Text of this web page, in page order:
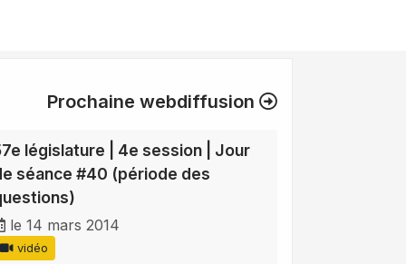
Prochaine webdiffusion
législature | 4e session | Jour
séance #40 (période des
le 14 mars 2014
vidéo